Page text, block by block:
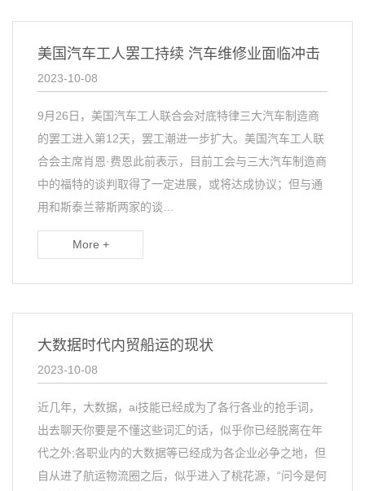
美国汽车工人罢工持续 汽车维修业面临冲击
2023-10-08
9月26日，美国汽车工人联合会对底特律三大汽车制造商
的罢工进入第12天，罢工潮进一步扩大。美国汽车工人联
合会主席肖恩·费恩此前表示，目前工会与三大汽车制造商
中的福特的谈判取得了一定进展，或将达成协议；但与通
用和斯泰兰蒂斯两家的谈…
More +
大数据时代内贸船运的现状
2023-10-08
近几年，大数据，ai技能已经成为了各行各业的抢手词，
出去聊天你要是不懂这些词汇的话，似乎你已经脱离在年
代之外;各职业内的大数据等已经成为各企业必争之地，但
自从进了航运物流圈之后，似乎进入了桃花源，“问今是何